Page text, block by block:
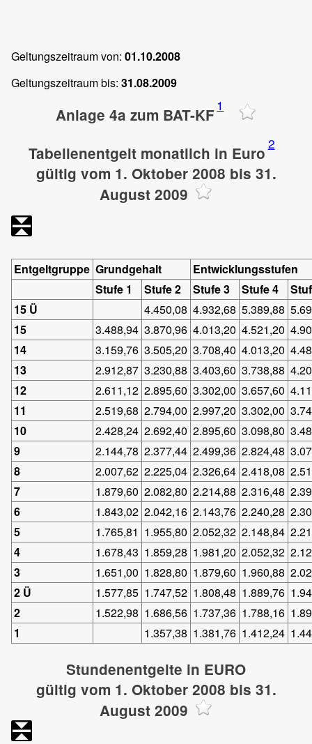
Geltungszeitraum von: 01.10.2008
Geltungszeitraum bis: 31.08.2009
Anlage 4a zum BAT-KF1
Tabellenentgelt monatlich in Euro 2
gültig vom 1. Oktober 2008 bis 31.
August 2009
Entgeltgruppe Grundgehalt
Entwicklungsstufen
Stufe 1
Stufe 2 Stufe 3 Stufe 4
15 Ü
4.450,08 4.932,68 5.389,88
15
3.488,94 3.870,96 4.013,20 4.521,20
14
3.159,76 3.505,20 3.708,40 4.013,20
13
2.912,87 3.230,88 3.403,60 3.738,88
12
2.611,12 2.895,60 3.302,00 3.657,60
11
2.519,68 2.794,00 2.997,20 3.302,00
10
2.428,24 2.692,40 2.895,60 3.098,80
9
2.144,78 2.377,44 2.499,36 2.824,48
8
2.007,62 2.225,04 2.326,64 2.418,08
7
1.879,60 2.082,80 2.214,88 2.316,48
6
1.843,02 2.042,16 2.143,76 2.240,28
5
1.765,81 1.955,80 2.052,32 2.148,84
4
1.678,43 1.859,28 1.981,20 2.052,32
3
1.651,00 1.828,80 1.879,60 1.960,88
2 Ü
1.577,85 1.747,52 1.808,48 1.889,76
2
1.522,98 1.686,56 1.737,36 1.788,16
1
1.357,38 1.381,76 1.412,24
Stundenentgelte in EURO
gültig vom 1. Oktober 2008 bis 31.
August 2009